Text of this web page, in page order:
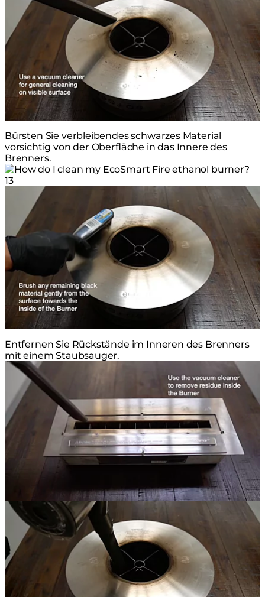
Bürsten Sie verbleibendes schwarzes Material
vorsichtig von der Oberfläche in das Innere des
Brenners.
Entfernen Sie Rückstände im Inneren des Brenners
mit einem Staubsauger.